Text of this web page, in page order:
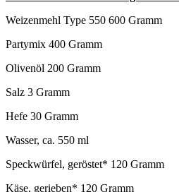
Weizenmehl Type 550 600 Gramm
Partymix 400 Gramm
Olivenöl 200 Gramm
Salz 3 Gramm
Hefe 30 Gramm
Wasser, ca. 550 ml
Speckwürfel, geröstet* 120 Gramm
Käse, gerieben* 120 Gramm